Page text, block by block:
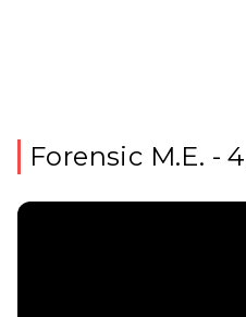
Forensic M.E. -